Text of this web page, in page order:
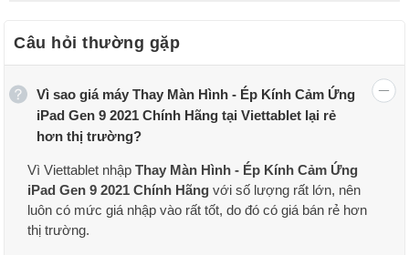
Thay màn hình - ép kính iPad Gen 9 2021 rẻ nhất TPHCM tại
Viettablet
Quy trình thay màn hình – ép kính iPad Gen 9
2021 tại Viettablet:
Câu hỏi thường gặp
Vì sao giá máy Thay Màn Hình - Ép Kính Cảm Ứng
iPad Gen 9 2021 Chính Hãng tại Viettablet lại rẻ
hơn thị trường?
Vì Viettablet nhậpThay Màn Hình - Ép Kính Cảm Ứng
iPad Gen 9 2021 Chính Hãng với số lượng rất lớn, nên
luôn có mức giá nhập vào rất tốt, do đó có giá bán rẻ hơn
thị trường.